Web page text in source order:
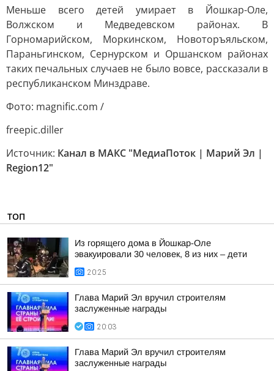
Меньше всего детей умирает в Йошкар-Оле,
Волжском и Медведевском районах. В
Горномарийском, Моркинском, Новоторъяльском,
Параньгинском, Сернурском и Оршанском районах
таких печальных случаев не было вовсе, рассказали в
республиканском Минздраве.
Фото: magnific.com /
freepic.diller
Источник: Канал в МАКС "МедиаПоток | Марий Эл |
Region12"
ТОП
Из горящего дома в Йошкар-Оле
эвакуировали 30 человек, 8 из них – дети
20:25
Глава Марий Эл вручил строителям
заслуженные награды
20:03
Глава Марий Эл вручил строителям
заслуженные награды